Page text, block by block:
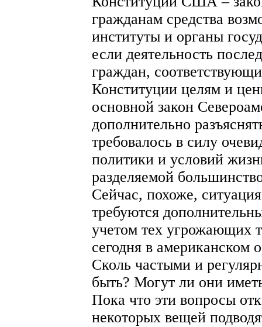
гражданам средства
институты и органы
если деятельность
граждан,
Конституции целям и
основной закон
дополнительно
требовалось в силу
политики и условий
разделяемой
Сейчас, похоже,
требуются
учетом тех угрожающих
сегодня в американском
Сколь частыми и
быть? Могут ли они
Пока что эти вопросы
некоторых вещей